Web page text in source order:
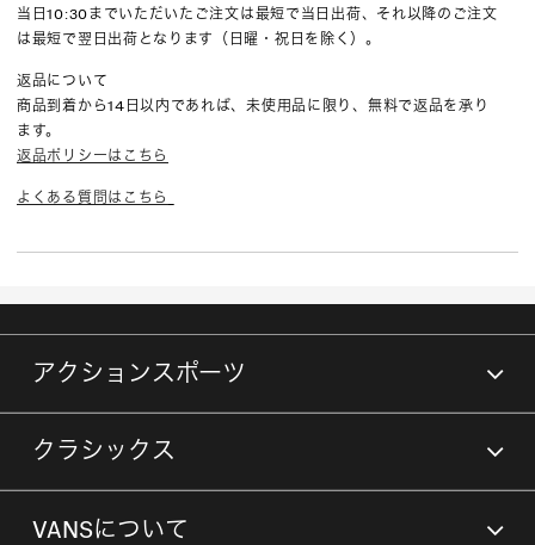
当日10:30までいただいたご注文は最短で当日出荷、それ以降のご注文
は最短で翌日出荷となります（日曜・祝日を除く）。
返品について
商品到着から14日以内であれば、未使用品に限り、無料で返品を承り
ます。
返品ポリシーはこちら
よくある質問はこちら
アクションスポーツ
クラシックス
VANSについて